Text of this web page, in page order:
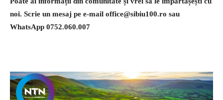
noi. Scrie un mesaj pe e-mail office@sibiu100.ro sau
WhatsApp 0752.060.007